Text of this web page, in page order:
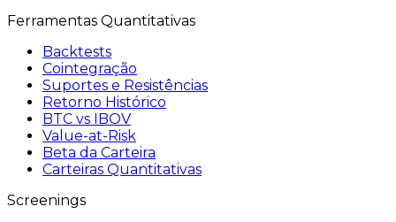
Ferramentas Quantitativas
Backtests
Cointegração
Suportes e Resistências
Retorno Histórico
BTC vs IBOV
Value-at-Risk
Beta da Carteira
Carteiras Quantitativas
Screenings